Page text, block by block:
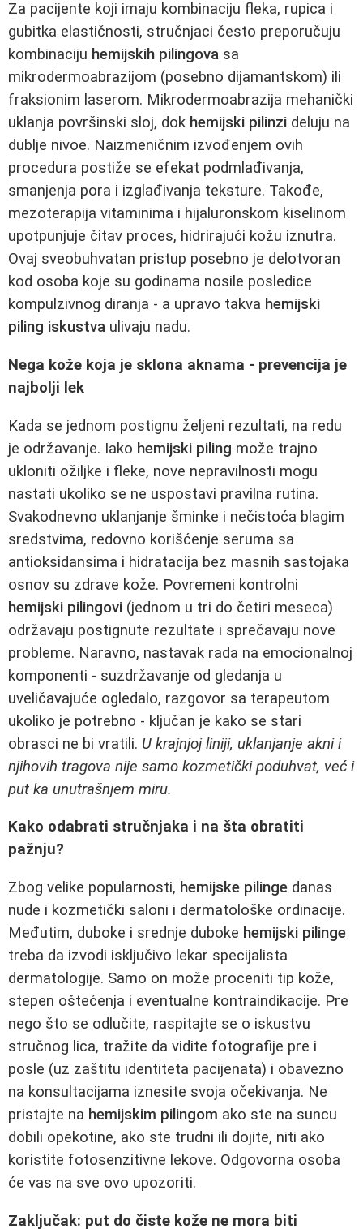
Za pacijente koji imaju kombinaciju fleka, rupica i
gubitka elastičnosti, stručnjaci često preporučuju
kombinaciju hemijskih pilingova sa
mikrodermoabrazijom (posebno dijamantskom) ili
fraksionim laserom. Mikrodermoabrazija mehanički
uklanja površinski sloj, dok hemijski pilinzi deluju na
dublje nivoe. Naizmeničnim izvođenjem ovih
procedura postiže se efekat podmlađivanja,
smanjenja pora i izglađivanja teksture. Takođe,
mezoterapija vitaminima i hijaluronskom kiselinom
upotpunjuje čitav proces, hidrirajući kožu iznutra.
Ovaj sveobuhvatan pristup posebno je delotvoran
kod osoba koje su godinama nosile posledice
kompulzivnog diranja - a upravo takva hemijski
piling iskustva ulivaju nadu.
Nega kože koja je sklona aknama - prevencija je
najbolji lek
Kada se jednom postignu željeni rezultati, na redu
je održavanje. Iako hemijski piling može trajno
ukloniti ožiljke i fleke, nove nepravilnosti mogu
nastati ukoliko se ne uspostavi pravilna rutina.
Svakodnevno uklanjanje šminke i nečistoća blagim
sredstvima, redovno korišćenje seruma sa
antioksidansima i hidratacija bez masnih sastojaka
osnov su zdrave kože. Povremeni kontrolni
hemijski pilingovi (jednom u tri do četiri meseca)
održavaju postignute rezultate i sprečavaju nove
probleme. Naravno, nastavak rada na emocionalnoj
komponenti - suzdržavanje od gledanja u
uveličavajuće ogledalo, razgovor sa terapeutom
ukoliko je potrebno - ključan je kako se stari
obrasci ne bi vratili. U krajnjoj liniji, uklanjanje akni i
njihovih tragova nije samo kozmetički poduhvat, već i
put ka unutrašnjem miru.
Kako odabrati stručnjaka i na šta obratiti
pažnju?
Zbog velike popularnosti, hemijske pilinge danas
nude i kozmetički saloni i dermatološke ordinacije.
Međutim, duboke i srednje duboke hemijski pilinge
treba da izvodi isključivo lekar specijalista
dermatologije. Samo on može proceniti tip kože,
stepen oštećenja i eventualne kontraindikacije. Pre
nego što se odlučite, raspitajte se o iskustvu
stručnog lica, tražite da vidite fotografije pre i
posle (uz zaštitu identiteta pacijenata) i obavezno
na konsultacijama iznesite svoja očekivanja. Ne
pristajte na hemijskim pilingom ako ste na suncu
dobili opekotine, ako ste trudni ili dojite, niti ako
koristite fotosenzitivne lekove. Odgovorna osoba
će vas na sve ovo upozoriti.
Zaključak: put do čiste kože ne mora biti